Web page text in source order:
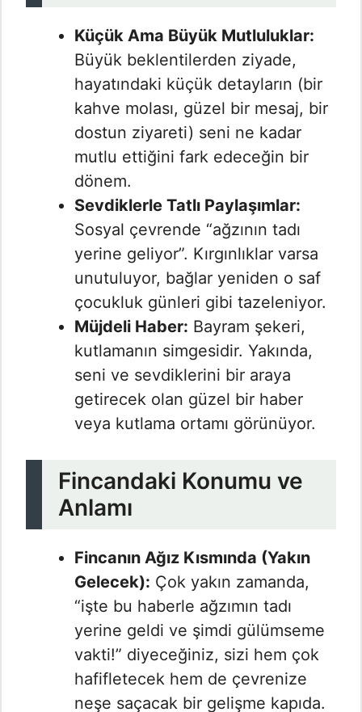
Küçük Ama Büyük Mutluluklar:
Büyük beklentilerden ziyade,
hayatındaki küçük detayların (bir
kahve molası, güzel bir mesaj, bir
dostun ziyareti) seni ne kadar
mutlu ettiğini fark edeceğin bir
dönem.
Sevdiklerle Tatlı Paylaşımlar:
Sosyal çevrende “ağzının tadı
yerine geliyor”. Kırgınlıklar varsa
unutuluyor, bağlar yeniden o saf
çocukluk günleri gibi tazeleniyor.
Müjdeli Haber: Bayram şekeri,
kutlamanın simgesidir. Yakında,
seni ve sevdiklerini bir araya
getirecek olan güzel bir haber
veya kutlama ortamı görünüyor.
Fincandaki Konumu ve
Anlamı
Fincanın Ağız Kısmında (Yakın
Gelecek): Çok yakın zamanda,
“işte bu haberle ağzımın tadı
yerine geldi ve şimdi gülümseme
vakti!” diyeceğiniz, sizi hem çok
hafifletecek hem de çevrenize
neşe saçacak bir gelişme kapıda.